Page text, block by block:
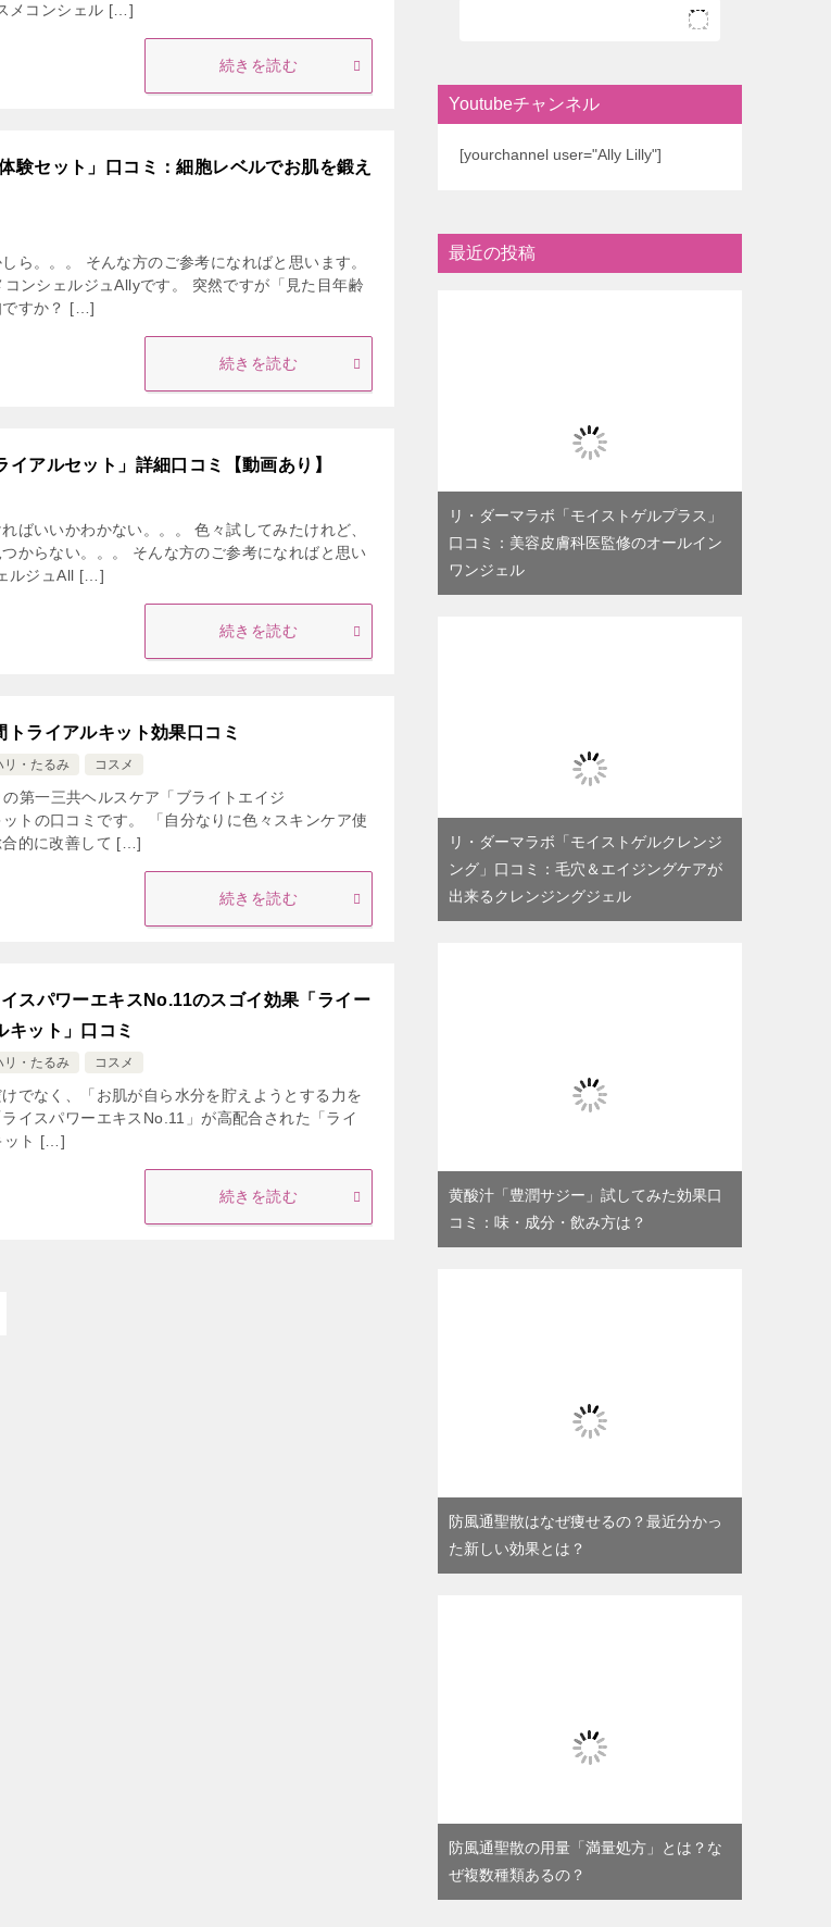
メコンシェル […]
続きを読む
験セット」口コミ：細胞レベルでお肌を鍛え
ら。。。 そんな方のご参考になればと思います。
ンシェルジュAllyです。 突然ですが「見た目年齢
ですか？ […]
続きを読む
アルセット」詳細口コミ【動画あり】
ばいいかわかない。。。 色々試してみたけれど、
からない。。。 そんな方のご参考になればと思い
ルジュAll […]
続きを読む
ライアルキット効果口コミ
リ・たるみ コスメ
第一三共ヘルスケア「ブライトエイジ
トの口コミです。 「自分なりに色々スキンケア使
合的に改善して […]
続きを読む
スパワーエキスNo.11のスゴイ効果「ライー
ット」口コミ
リ・たるみ コスメ
でなく、「お肌が自ら水分を貯えようとする力を
イスパワーエキスNo.11」が高配合された「ライ
ット […]
続きを読む
Youtubeチャンネル
[yourchannel user="Ally Lilly"]
最近の投稿
リ・ダーマラボ「モイストゲルプラス」
口コミ：美容皮膚科医監修のオールイン
ワンジェル
リ・ダーマラボ「モイストゲルクレンジ
ング」口コミ：毛穴＆エイジングケアが
出来るクレンジングジェル
黄酸汁「豊潤サジー」試してみた効果口
コミ：味・成分・飲み方は？
防風通聖散はなぜ痩せるの？最近分かっ
た新しい効果とは？
防風通聖散の用量「満量処方」とは？な
ぜ複数種類あるの？